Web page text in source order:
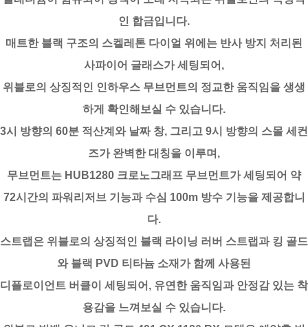
인 합금입니다.
매트한 블랙 구조의 스켈레톤 다이얼 위에는 반사 방지 처리된
사파이어 글래스가 세팅되어,
위블로의 상징적인 인하우스 무브먼트의 정교한 움직임을 생생
하게 확인해보실 수 있습니다.
3시 방향의 60분 적산계와 날짜 창, 그리고 9시 방향의 스몰 세컨
즈가 완벽한 대칭을 이루며,
무브먼트는 HUB1280 크로노그래프 무브먼트가 세팅되어 약
72시간의 파워리저브 기능과 수심 100m 방수 기능을 제공합니
다.
스트랩은 위블로의 상징적인 블랙 라이닝 러버 스트랩과 킹 골드
와 블랙 PVD 티타늄 소재가 함께 사용된
디플로이언트 버클이 세팅되어, 유연한 움직임과 안정감 있는 착
용감을 느껴보실 수 있습니다.